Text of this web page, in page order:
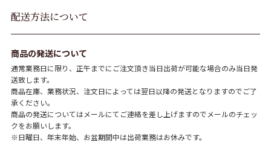
配送方法について
商品の発送について
通常業務日に限り、正午までにご注文頂き当日出荷が可能な場合のみ当日発
送致します。
商品在庫、業務状況、注文日によっては翌日以降の発送となりますのでご了
承ください。
商品の発送についてはメールにてご連絡を差し上げますのでメールのチェッ
クをお願いします。
※日曜日、年末年始、お盆期間中は出荷業務はお休みです。